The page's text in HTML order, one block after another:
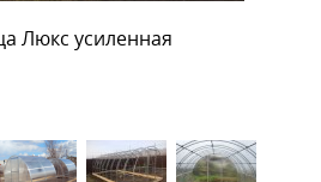
Люкс усиленная